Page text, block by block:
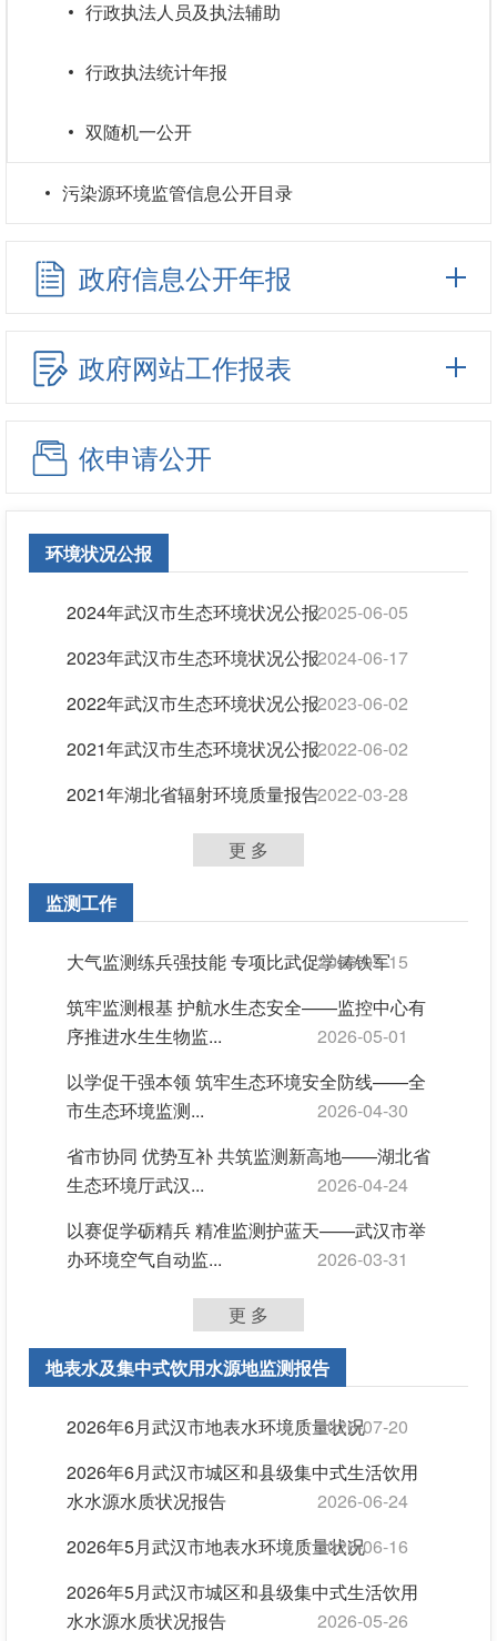
行政执法人员及执法辅助
行政执法统计年报
双随机一公开
污染源环境监管信息公开目录
政府信息公开年报
政府网站工作报表
依申请公开
环境状况公报
2024年武汉市生态环境状况公报2025-06-05
2023年武汉市生态环境状况公报2024-06-17
2022年武汉市生态环境状况公报2023-06-02
2021年武汉市生态环境状况公报2022-06-02
2021年湖北省辐射环境质量报告2022-03-28
更 多
监测工作
大气监测练兵强技能 专项比武促学铸铁军
2026-05-15
筑牢监测根基 护航水生态安全——监控中心有
序推进水生生物监...
2026-05-01
以学促干强本领 筑牢生态环境安全防线——全
市生态环境监测...
2026-04-30
省市协同 优势互补 共筑监测新高地——湖北省
生态环境厅武汉...
2026-04-24
以赛促学砺精兵 精准监测护蓝天——武汉市举
办环境空气自动监...
2026-03-31
更 多
地表水及集中式饮用水源地监测报告
2026年6月武汉市地表水环境质量状况
2026-07-20
2026年6月武汉市城区和县级集中式生活饮用
水水源水质状况报告
2026-06-24
2026年5月武汉市地表水环境质量状况
2026-06-16
2026年5月武汉市城区和县级集中式生活饮用
水水源水质状况报告
2026-05-26